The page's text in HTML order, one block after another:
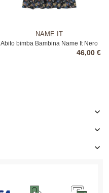
NAME IT
Abito bimba Bambina Name It Nero
46,00 €